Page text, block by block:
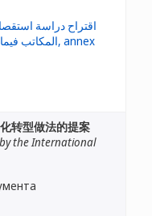
转型做法的提案
the International